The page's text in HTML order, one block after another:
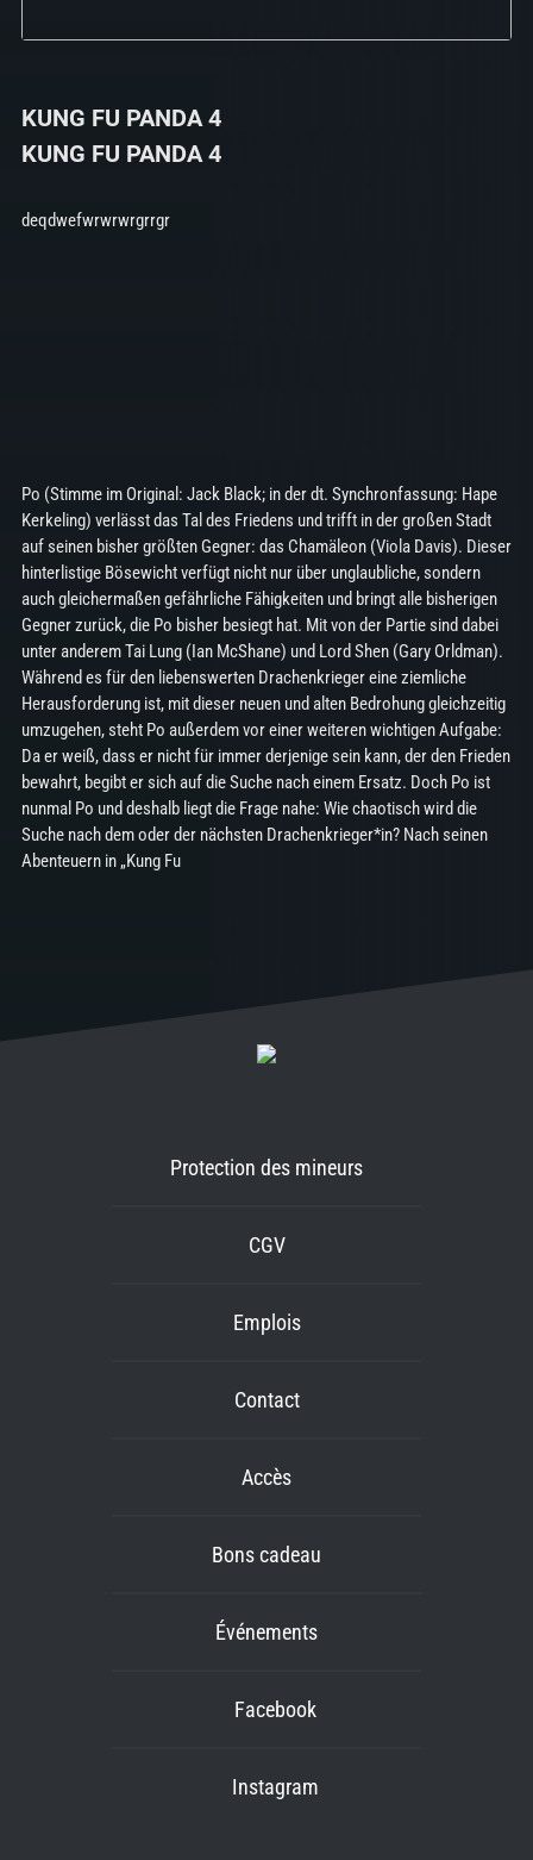
KUNG FU PANDA 4
KUNG FU PANDA 4
deqdwefwrwrwrgrrgr
Po (Stimme im Original: Jack Black; in der dt. Synchronfassung: Hape
Kerkeling) verlässt das Tal des Friedens und trifft in der großen Stadt
auf seinen bisher größten Gegner: das Chamäleon (Viola Davis). Dieser
hinterlistige Bösewicht verfügt nicht nur über unglaubliche, sondern
auch gleichermaßen gefährliche Fähigkeiten und bringt alle bisherigen
Gegner zurück, die Po bisher besiegt hat. Mit von der Partie sind dabei
unter anderem Tai Lung (Ian McShane) und Lord Shen (Gary Orldman).
Während es für den liebenswerten Drachenkrieger eine ziemliche
Herausforderung ist, mit dieser neuen und alten Bedrohung gleichzeitig
umzugehen, steht Po außerdem vor einer weiteren wichtigen Aufgabe:
Da er weiß, dass er nicht für immer derjenige sein kann, der den Frieden
bewahrt, begibt er sich auf die Suche nach einem Ersatz. Doch Po ist
nunmal Po und deshalb liegt die Frage nahe: Wie chaotisch wird die
Suche nach dem oder der nächsten Drachenkrieger*in? Nach seinen
Abenteuern in „Kung Fu
Protection des mineurs
CGV
Emplois
Contact
Accès
Bons cadeau
Événements
Facebook
Instagram